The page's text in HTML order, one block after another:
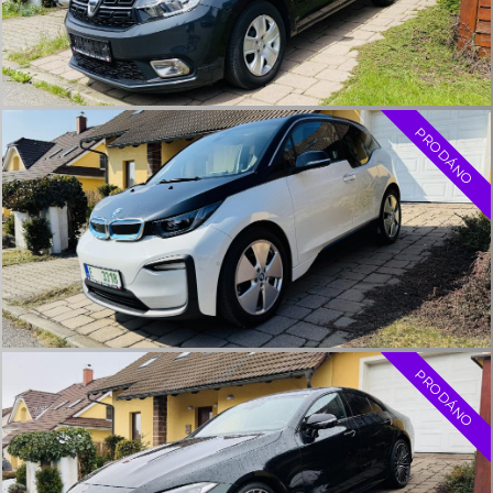
RENAULT ARKANA 1.3 INTENS TCE 140 EDC
Renault Arkana 1.3 Intens TCe 140 EDC, 6/2022, 61.800 km, 103
kW (140 PS), benzín, automat, 4válec, LED, ACC atd.
cena:
více info
AUDI Q4 E-TRON SPORTBACK 35 S-LINE
ODP. DPH
Audi Q4 e-tron Sportback 35 S-Line, 8/2022, 29.900 km,
elektro, 125 kW (170 PS), ACC, alukola 21”, LED atd.
cena:
více info
PRODÁNO
PRODÁNO